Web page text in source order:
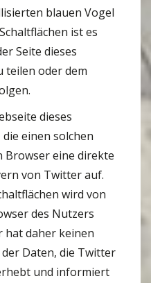
blauen Vogel
ist es
Seite dieses
teilen oder dem
dieses
einen solchen
eine direkte
von Twitter auf.
wird von
des Nutzers
hat daher keinen
Daten, die Twitter
und informiert